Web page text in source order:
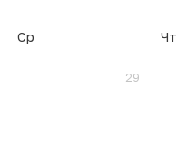
Ср Чт
29